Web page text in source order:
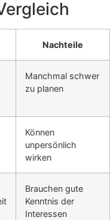
Nachteile
Manchmal schwer
zu planen
Können
unpersönlich
wirken
Brauchen gute
Kenntnis der
Interessen